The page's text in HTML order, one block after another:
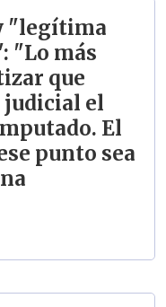
"legítima
"Lo más
que
judicial el
El
punto sea